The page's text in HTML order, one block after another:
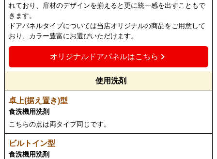
れており、扉材のデザインを揃えると更に統一感を出すこともで
きます。
ドアパネルタイプについては当店オリジナルの商品をご用意して
おり、カラー豊富にお選びいただけます。
オリジナルドアパネルはこちら
使用洗剤
食洗機用洗剤
こちらの点は両タイプ同じです。
食洗機用洗剤